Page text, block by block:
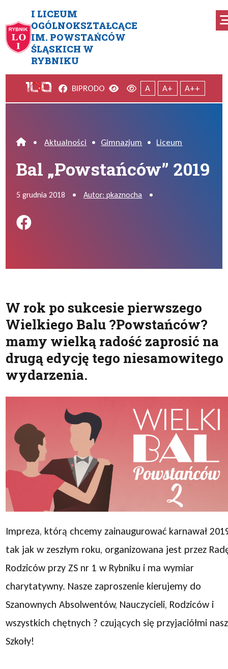
I LICEUM
OGÓLNOKSZTAŁCĄCE
IM. POWSTAŃCÓW
ŚLĄSKICH W
RYBNIKU
Bal „Powstańców” 2019
Facebook
BIPRODO Wersja kontrastowa
Wersja domyślna
A A+ A++
Home
• Aktualności • Gimnazjum • Liceum
Bal „Powstańców” 2019
5 grudnia 2018 • Autor: pkaznocha •
Podziel się na FB
W rok po sukcesie pierwszego
Wielkiego Balu ?Powstańców?
mamy wielką radość zaprosić na
drugą edycję tego niesamowitego
wydarzenia.
Impreza, którą chcemy zainaugurować karnawał
tak jak w zeszłym roku, organizowana jest przez
Rodziców przy ZS nr 1 w Rybniku i ma wymiar
charytatywny. Nasze zaproszenie kierujemy do
Szanownych Absolwentów, Nauczycieli, Rodziców i
wszystkich chętnych ? czujących się przyjaciółmi
Szkoły!